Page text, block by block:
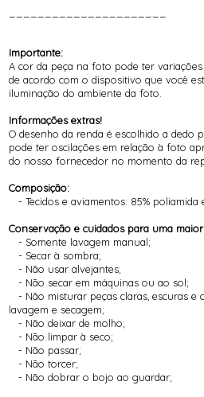
Importante:
A cor da peça na foto pode ter
de acordo com o dispositivo que você
iluminação do ambiente da foto.
Informações extras!
O desenho da renda é escolhido a dedo
pode ter oscilações em relação à foto
do nosso fornecedor no momento da
Composição:
- Tecidos e aviamentos: 85% poliamida
Conservação e cuidados para uma
- Somente lavagem manual;
- Secar à sombra;
- Não usar alvejantes;
- Não secar em máquinas ou ao sol;
- Não misturar peças claras, escuras e
lavagem e secagem;
- Não deixar de molho;
- Não limpar à seco;
- Não passar;
- Não torcer;
- Não dobrar o bojo ao guardar;